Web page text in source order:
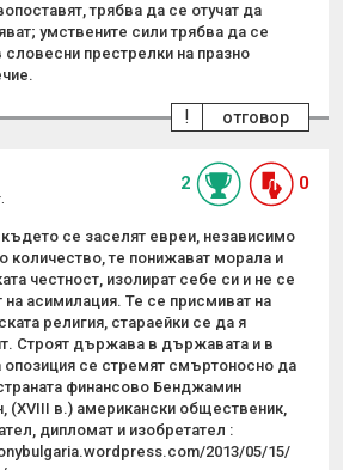
трябва да се отучат да
умствените сили трябва да се
словесни престрелки на празно
отговор
!
2 0
където се заселят евреи, независимо
количество, те понижават морала и
честност, изолират себе си и не се
на асимилация. Те се присмиват на
религия, стараейки се да я
Строят държава в държавата и в
опозиция се стремят смъртоносно да
финансово Бенджамин
(XVIII в.) американски общественик,
дипломат и изобретател :
2013/05/15/